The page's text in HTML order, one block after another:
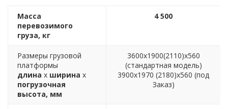
Масса
перевозимого
груза, кг
4 500
Размеры грузовой
платформы
длина х ширина х
погрузочная
высота, мм
3600х1900(2110)х560
(стандартная модель)
3900х1970 (2180)х560 (под
Заказ)